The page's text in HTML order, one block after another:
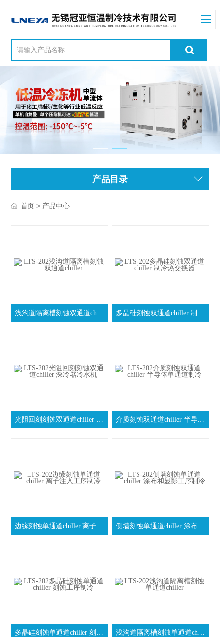
产品目录
首页 > 产品中心
浅沟道隔离槽刻蚀双通道chiller 多晶硅刻蚀双通道chiller 制冷热交换器
光阻回刻刻蚀双通道chiller 深冷器冷水机 介质刻蚀双通道chiller 半导体单通道制冷
边缘刻蚀单通道chiller 离子注入工序制冷 侧墙刻蚀单通道chiller 涂布和显影工序制冷
多晶硅刻蚀单通道chiller 刻蚀工序制冷 浅沟道隔离槽刻蚀单通道chiller